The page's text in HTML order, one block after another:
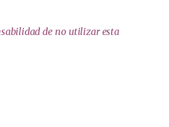
de no utilizar esta